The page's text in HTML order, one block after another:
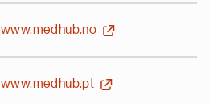
www.medhub.no
www.medhub.pt